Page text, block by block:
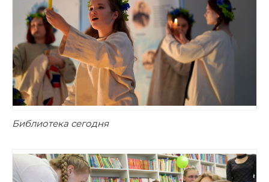
Библиотека сегодня